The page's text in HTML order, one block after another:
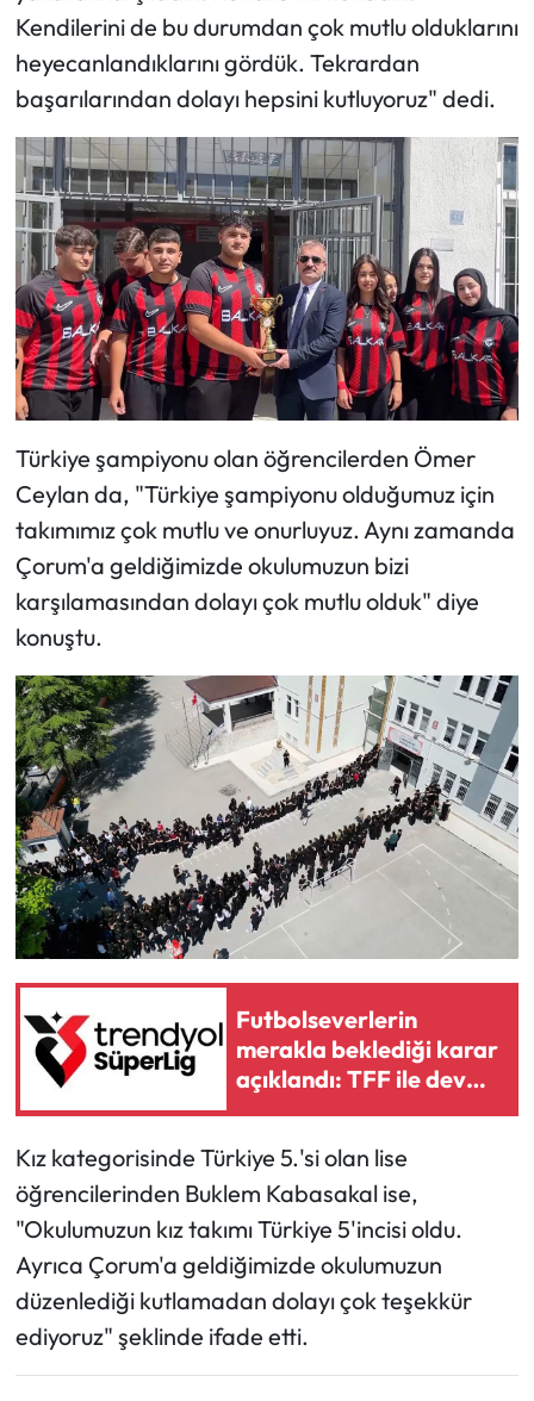
Kendilerini de bu durumdan çok mutlu olduklarını
heyecanlandıklarını gördük. Tekrardan
başarılarından dolayı hepsini kutluyoruz" dedi.
Türkiye şampiyonu olan öğrencilerden Ömer
Ceylan da, "Türkiye şampiyonu olduğumuz için
takımımız çok mutlu ve onurluyuz. Aynı zamanda
Çorum'a geldiğimizde okulumuzun bizi
karşılamasından dolayı çok mutlu olduk" diye
konuştu.
Futbolseverlerin
merakla beklediği karar
açıklandı: TFF ile dev
marka arasında 2 yıllık
Kız kategorisinde Türkiye 5.'si olan lise
öğrencilerinden Buklem Kabasakal ise,
"Okulumuzun kız takımı Türkiye 5'incisi oldu.
Ayrıca Çorum'a geldiğimizde okulumuzun
düzenlediği kutlamadan dolayı çok teşekkür
ediyoruz" şeklinde ifade etti.